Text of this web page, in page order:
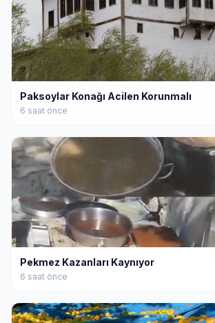
Paksoylar Konağı Acilen Korunmalı
6 saat önce
Pekmez Kazanları Kaynıyor
6 saat önce